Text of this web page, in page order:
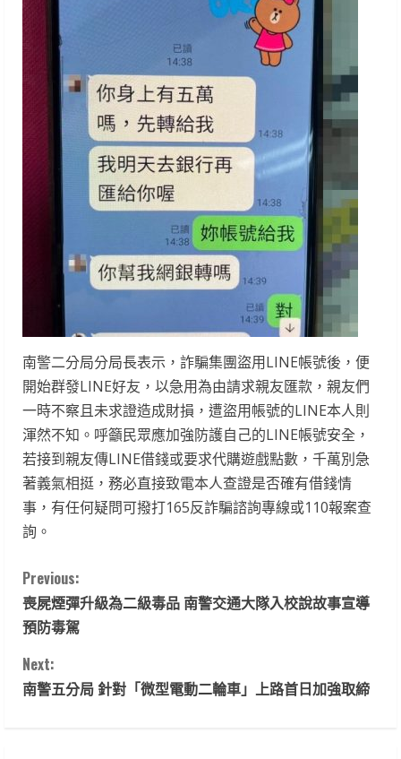
南警二分局分局長表示，詐騙集團盜用LINE帳號後，便
開始群發LINE好友，以急用為由請求親友匯款，親友們
一時不察且未求證造成財損，遭盜用帳號的LINE本人則
渾然不知。呼籲民眾應加強防護自己的LINE帳號安全，
若接到親友傳LINE借錢或要求代購遊戲點數，千萬別急
著義氣相挺，務必直接致電本人查證是否確有借錢情
事，有任何疑問可撥打165反詐騙諮詢專線或110報案查
詢。
C
o
n
t
Previous:
喪屍煙彈升級為二級毒品 南警交通大隊入校說故事宣導
預防毒駕
Next:
南警五分局 針對「微型電動二輪車」上路首日加強取締